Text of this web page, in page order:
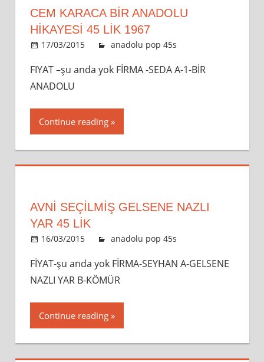
CEM KARACA BIR ANADOLU
HIKAYESI 45 LİK 1967
17/03/2015 admin
anadolu pop 45s
FIYAT –şu anda yok FİRMA -SEDA A-1-BİR
ANADOLU
Continue reading
AVNİ SEÇİLMİŞ GELSENE NAZLI
YAR 45 LİK
16/03/2015 admin
anadolu pop 45s
FİYAT-şu anda yok FİRMA-SEYHAN A-GELSENE
NAZLI YAR B-KÖMÜR
Continue reading